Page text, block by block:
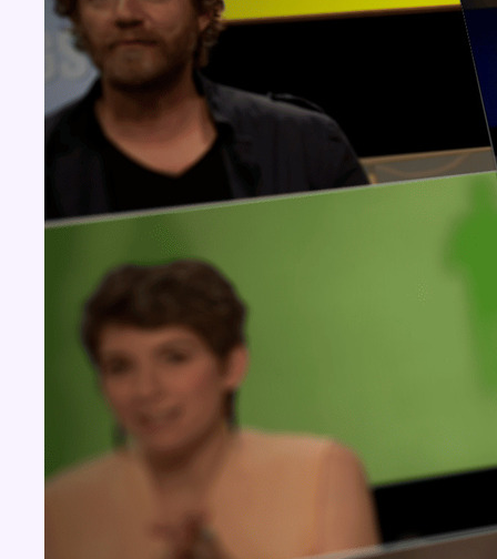
Aucun concours pour le moment